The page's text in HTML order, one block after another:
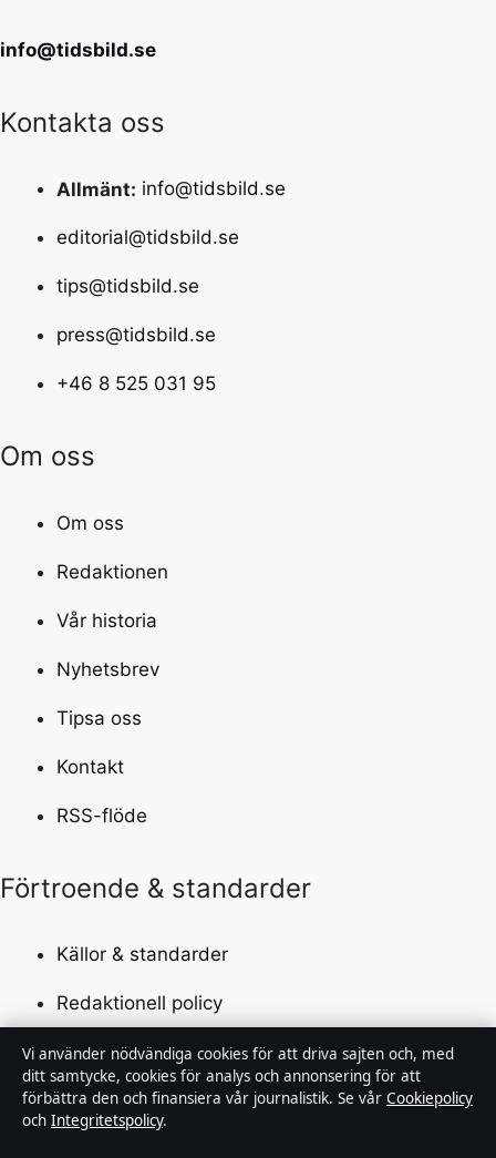
info@tidsbild.se
Kontakta oss
Allmänt: info@tidsbild.se
editorial@tidsbild.se
tips@tidsbild.se
press@tidsbild.se
+46 8 525 031 95
Om oss
Om oss
Redaktionen
Vår historia
Nyhetsbrev
Tipsa oss
Kontakt
RSS-flöde
Förtroende & standarder
Källor & standarder
Redaktionell policy
Rättelsepolicy
Faktagranskningspolicy
Vi använder nödvändiga cookies för att driva sajten och, med
ditt samtycke, cookies för analys och annonsering för att
förbättra den och finansiera vår journalistik. Se vår Cookiepolicy
och Integritetspolicy.